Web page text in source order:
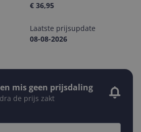
€ 36,95
Laatste prijsupdate
08-08-2026
mis geen prijsdaling
de prijs zakt